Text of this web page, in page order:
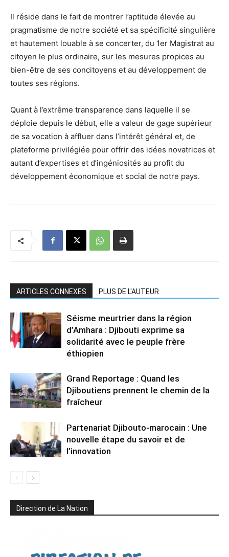
Il réside dans le fait de montrer l’aptitude élevée au
pragmatisme de notre société et sa spécificité singulière
et hautement louable à se concerter, du 1er Magistrat au
citoyen le plus ordinaire, sur les mesures propices au
bien-être de ses concitoyens et au développement de
toutes ses régions.
Quant à l’extrême transparence dans laquelle il se
déploie depuis le début, elle a valeur de gage supérieur
de sa vocation à affluer dans l’intérêt général et, de
plateforme privilégiée pour offrir des idées novatrices et
autant d’expertises et d’ingéniosités au profit du
développement économique et social de notre pays.
ARTICLES CONNEXES PLUS DE L'AUTEUR
Séisme meurtrier dans la région
d’Amhara : Djibouti exprime sa
solidarité avec le peuple frère
éthiopien
Grand Reportage : Quand les
Djiboutiens prennent le chemin de la
fraîcheur
Partenariat Djibouto-marocain : Une
nouvelle étape du savoir et de
l’innovation
Direction de La Nation